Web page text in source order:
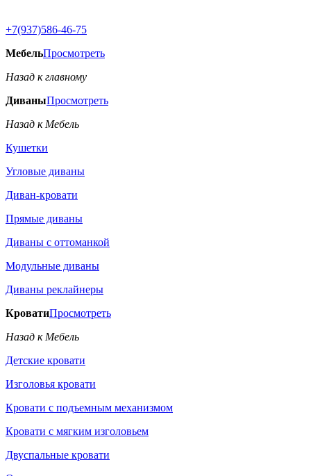
+7(937)586-46-75
МебельПросмотреть
Назад к главному
ДиваныПросмотреть
Назад к Мебель
Кушетки
Угловые диваны
Диван-кровати
Прямые диваны
Диваны с оттоманкой
Модульные диваны
Диваны реклайнеры
КроватиПросмотреть
Назад к Мебель
Детские кровати
Изголовья кровати
Кровати с подъемным механизмом
Кровати с мягким изголовьем
Двуспальные кровати